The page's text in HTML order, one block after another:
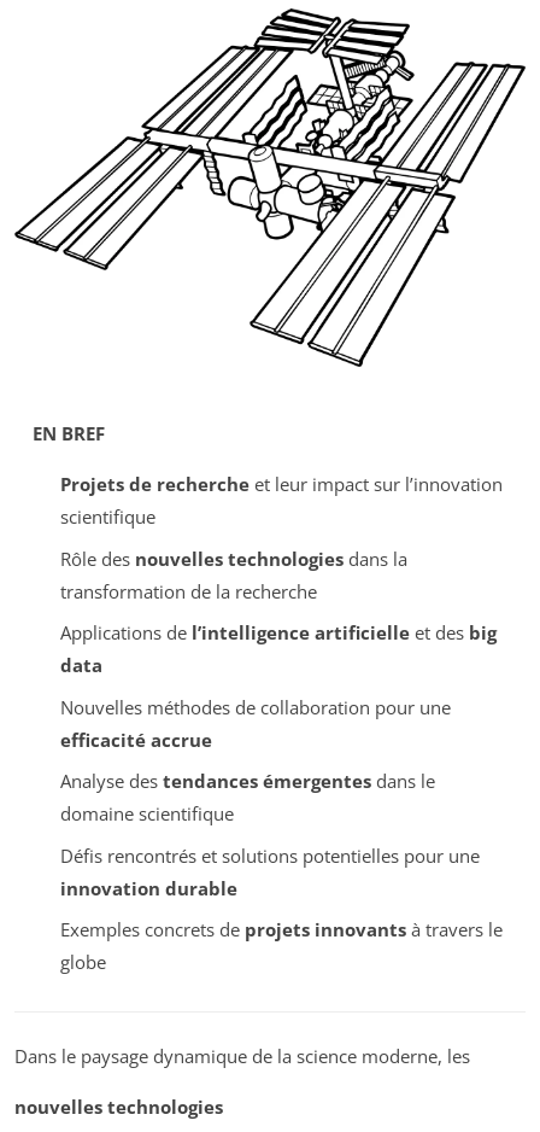
EN BREF
Projets de rechercheet leur impact sur l’innovation
scientifique
Rôle des nouvelles technologiesdans la
transformation de la recherche
Applications de l’intelligence artificielleet des big
data
Nouvelles méthodes de collaboration pour une
efficacité accrue
Analyse des tendances émergentesdans le
domaine scientifique
Défis rencontrés et solutions potentielles pour une
innovation durable
Exemples concrets de projets innovantsà travers le
globe
Dans le paysage dynamique de la science moderne, les
nouvelles technologies